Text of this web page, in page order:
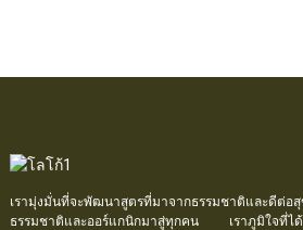
เรามุ่งมั่นที่จะพัฒนาสูตรที่มาจากธรรมชาติและดีต่
ธรรมชาติและออร์แกนิกมาสู่ทุกคน เราภูมิใจที่ได้